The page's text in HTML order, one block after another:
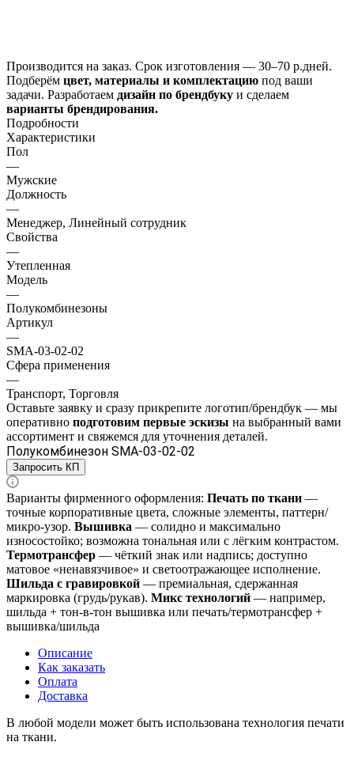
Производится на заказ. Срок изготовления — 30–70 р.дней.
Подберём цвет, материалы и комплектацию под ваши
задачи. Разработаем дизайн по брендбуку и сделаем
варианты брендирования.
Подробности
Характеристики
Пол
—
Мужские
Должность
—
Менеджер, Линейный сотрудник
Свойства
—
Утепленная
Модель
—
Полукомбинезоны
Артикул
—
SMA-03-02-02
Сфера применения
—
Транспорт, Торговля
Оставьте заявку и сразу прикрепите логотип/брендбук — мы
оперативно подготовим первые эскизы на выбранный вами
ассортимент и свяжемся для уточнения деталей.
Полукомбинезон SMA-03-02-02
Запросить КП
Варианты фирменного оформления: Печать по ткани —
точные корпоративные цвета, сложные элементы, паттерн/
микро‑узор. Вышивка — солидно и максимально
износостойко; возможна тональная или с лёгким контрастом.
Термотрансфер — чёткий знак или надпись; доступно
матовое «ненавязчивое» и светоотражающее исполнение.
Шильда с гравировкой — премиальная, сдержанная
маркировка (грудь/рукав). Микс технологий — например,
шильда + тон‑в‑тон вышивка или печать/термотрансфер +
вышивка/шильда
Описание
Как заказать
Оплата
Доставка
В любой модели может быть использована технология печати
на ткани.